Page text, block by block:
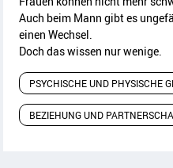
Auch beim Mann gibt es
einen Wechsel.
Doch das wissen nur wenige.
PSYCHISCHE UND PHYSISCHE
BEZIEHUNG UND